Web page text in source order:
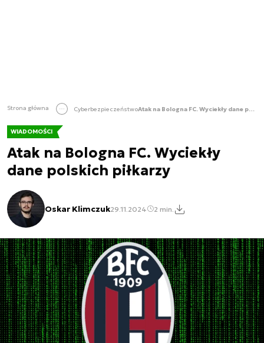
Strona główna Cyberbezpieczeństwo Atak na Bologna FC. Wyciekły dane polskich piłkarzy
WIADOMOŚCI
Atak na Bologna FC. Wyciekły
dane polskich piłkarzy
Oskar Klimczuk29.11.2024 2 min.